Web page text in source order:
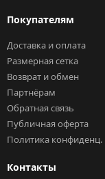
Покупателям
Доставка и оплата
Размерная сетка
Возврат и обмен
Партнёрам
Обратная связь
Публичная оферта
Политика конфиденц.
Контакты